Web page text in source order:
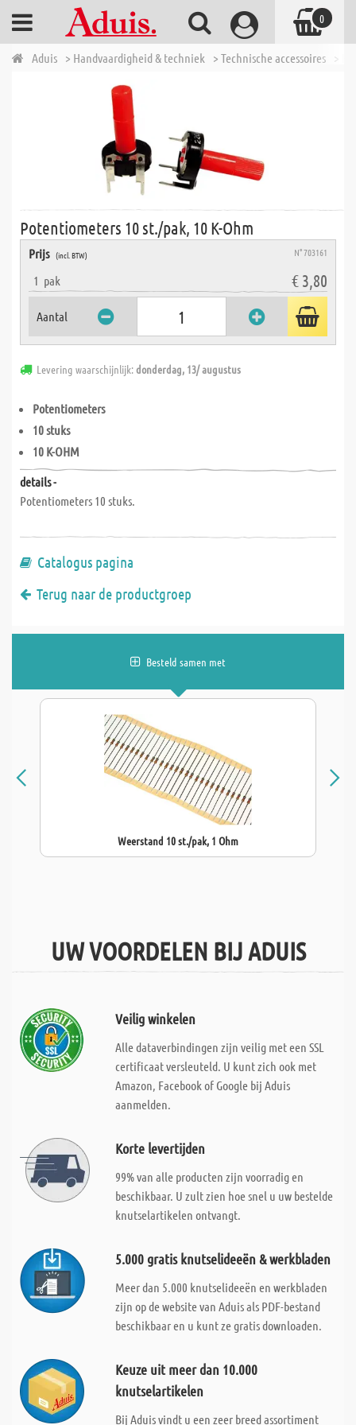
Aduis > Handvaardigheid & techniek > Technische accessoires >
Potentiometers 10 st./pak, 10 K-Ohm
Prijs (incl. BTW) N° 703161
1 pak € 3,80
Aantal
Levering waarschijnlijk:donderdag, 13/ augustus
Potentiometers
10 stuks
10 K-OHM
details -
Potentiometers 10 stuks.
Catalogus pagina
Terug naar de productgroep
Besteld samen met
Weerstand 10 st./pak, 1 Ohm
UW VOORDELEN BIJ ADUIS
Veilig winkelen
Alle dataverbindingen zijn veilig met een SSL
certificaat versleuteld. U kunt zich ook met
Amazon, Facebook of Google bij Aduis
aanmelden.
Korte levertijden
99% van alle producten zijn voorradig en
beschikbaar. U zult zien hoe snel u uw bestelde
knutselartikelen ontvangt.
5.000 gratis knutselideeën & werkbladen
Meer dan 5.000 knutselideeën en werkbladen
zijn op de website van Aduis als PDF-bestand
beschikbaar en u kunt ze gratis downloaden.
Keuze uit meer dan 10.000
knutselartikelen
Bij Aduis vindt u een zeer breed assortiment
0